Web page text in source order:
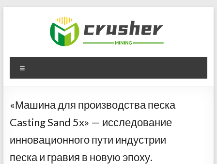
Оборудование для
дробления угля,
измельчения печного
порошка
«Машина для производства песка
Casting Sand 5x» — исследование
инновационного пути индустрии
песка и гравия в новую эпоху.